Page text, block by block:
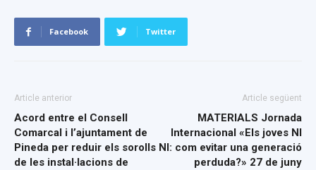
Facebook Twitter
Article anterior
Acord entre el Consell
Comarcal i l’ajuntament de
Pineda per reduir els sorolls
de les instal·lacions de
Article següent
MATERIALS Jornada
Internacional «Els joves NI
NI: com evitar una generació
perduda?» 27 de juny